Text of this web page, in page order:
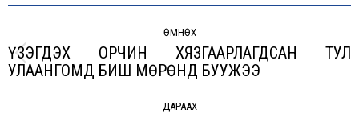
ӨМНӨХ
Previous
post:
ҮЗЭГДЭХ ОРЧИН ХЯЗГААРЛАГДСАН ТУЛ
УЛААНГОМД БИШ МӨРӨНД БУУЖЭЭ
ДАРААХ